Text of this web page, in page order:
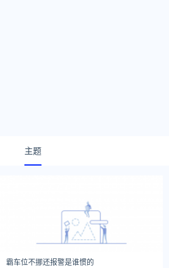
主题
霸车位不挪还报警是谁惯的